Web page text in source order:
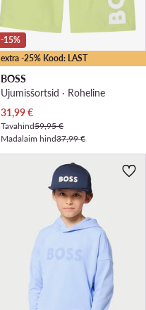
extra -25% Kood: LAST
-15%
BOSS
Ujumisšortsid · Roheline
Praegune hind
31,99€
Tavahind59,95 €
Madalaim hind37,99 €